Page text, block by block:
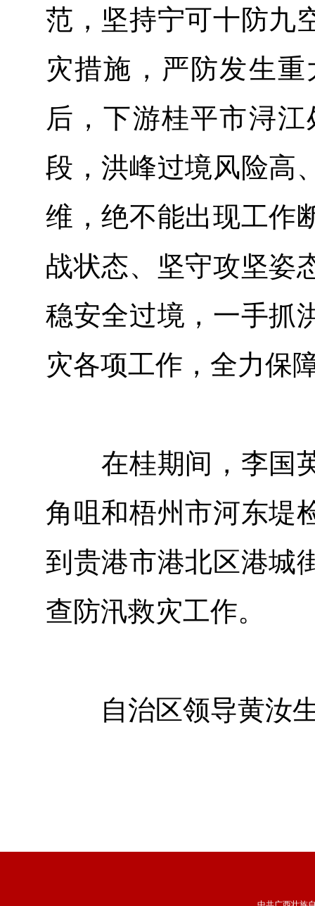
范，坚持宁可十防九
灾措施，严防发生
后，下游桂平市浔
段，洪峰过境风险高
维，绝不能出现工作
战状态、坚守攻坚姿
稳安全过境，一手抓
灾各项工作，全力保
在桂期间，李国英
角咀和梧州市河东堤
到贵港市港北区港城
查防汛救灾工作。
自治区领导黄汝生